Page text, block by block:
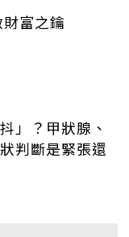
富之鑰
」？甲狀腺、
判斷是緊張還